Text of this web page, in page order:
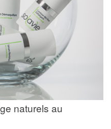
naturels au